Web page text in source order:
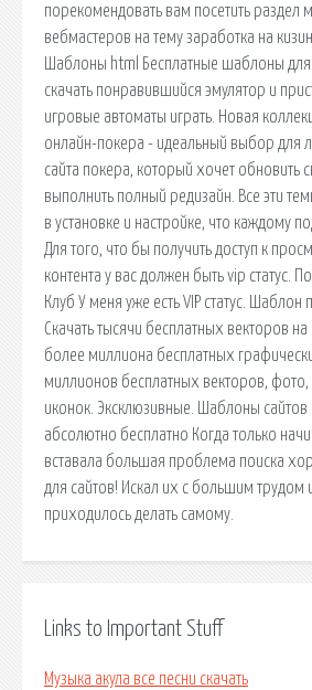
порекомендовать вам посетить раздел
вебмастеров на тему заработка на
Шаблоны html Бесплатные шаблоны
скачать понравившийся эмулятор и
игровые автоматы играть. Новая
онлайн-покера - идеальный выбор для
сайта покера, который хочет обновить
выполнить полный редизайн. Все эти
в установке и настройке, что каждому
Для того, что бы получить доступ к
контента у вас должен быть vip статус.
Клуб У меня уже есть VIP статус. Шаблон
Скачать тысячи бесплатных векторов
более миллиона бесплатных
миллионов бесплатных векторов, фото,
иконок. Эксклюзивные. Шаблоны сайтов
абсолютно бесплатно Когда только
вставала большая проблема поиска
для сайтов! Искал их с большим трудом
приходилось делать самому.
Links to Important Stuff
Музыка акула все песни скачать